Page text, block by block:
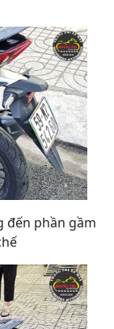
đến phần gầm